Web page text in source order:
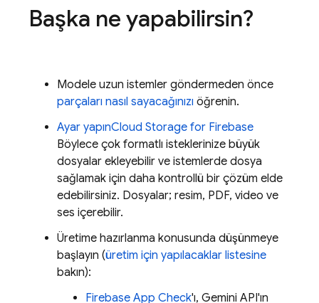
Başka ne yapabilirsin?
Modele uzun istemler göndermeden önce
parçaları nasıl sayacağınızı öğrenin.
Ayar yapınCloud Storage for Firebase
Böylece çok formatlı isteklerinize büyük
dosyalar ekleyebilir ve istemlerde dosya
sağlamak için daha kontrollü bir çözüm elde
edebilirsiniz. Dosyalar; resim, PDF, video ve
ses içerebilir.
Üretime hazırlanma konusunda düşünmeye
başlayın (üretim için yapılacaklar listesine
bakın):
Firebase App Check'ı, Gemini API'ın